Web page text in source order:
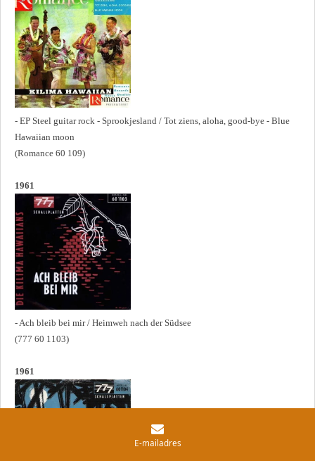
- EP Steel guitar rock - Sprookjesland / Tot ziens, aloha, good-bye - Blue
Hawaiian moon
(Romance 60 109)
1961
- Ach bleib bei mir / Heimweh nach der Südsee
(777 60 1103)
1961
E-mailadres